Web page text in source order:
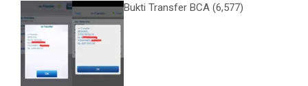
Bukti Transfer BCA (6,577)